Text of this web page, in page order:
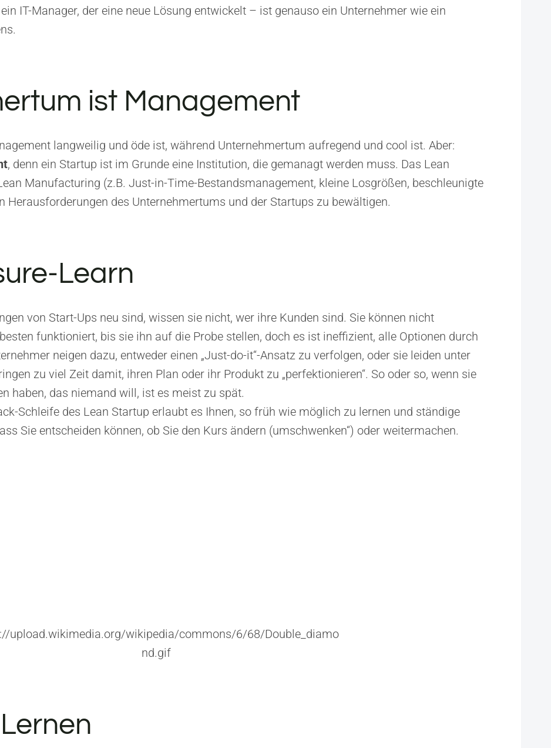
IT-Manager, der eine neue Lösung entwickelt – ist genauso ein Unternehmer wie ein
ist Management
langweilig und öde ist, während Unternehmertum aufregend und cool ist. Aber:
, denn ein Startup ist im Grunde eine Institution, die gemanagt werden muss. Das Lean
Manufacturing (z.B. Just-in-Time-Bestandsmanagement, kleine Losgrößen, beschleunigte
Herausforderungen des Unternehmertums und der Startups zu bewältigen.
Learn
von Start-Ups neu sind, wissen sie nicht, wer ihre Kunden sind. Sie können nicht
funktioniert, bis sie ihn auf die Probe stellen, doch es ist ineffizient, alle Optionen durch
neigen dazu, entweder einen „Just-do-it“-Ansatz zu verfolgen, oder sie leiden unter
zu viel Zeit damit, ihren Plan oder ihr Produkt zu „perfektionieren“. So oder so, wenn sie
haben, das niemand will, ist es meist zu spät.
Schleife des Lean Startup erlaubt es Ihnen, so früh wie möglich zu lernen und ständige
Sie entscheiden können, ob Sie den Kurs ändern (umschwenken“) oder weitermachen.
upload.wikimedia.org/wikipedia/commons/6/68/Double_diamo
nd.gif